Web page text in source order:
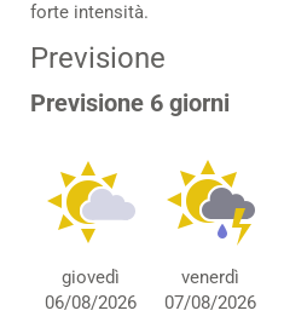
forte intensità.
Previsione
Previsione 6 giorni
giovedì
06/08/2026
venerdì
07/08/2026